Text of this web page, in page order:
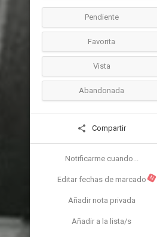
Pendiente
Favorita
Vista
Abandonada
Compartir
Notificarme cuando...
Editar fechas de marcado N
Añadir nota privada
Añadir a la lista/s